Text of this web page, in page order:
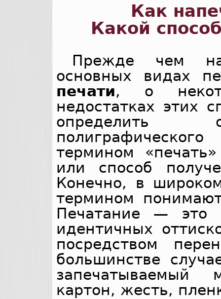
Как
Какой
Прежде чем
основных видах
печати, о
недостатках этих
определить
термином
или способ
Конечно, в
термином
Печатание — это
идентичных
посредством
большинстве
запечатываемый
картон, жесть,